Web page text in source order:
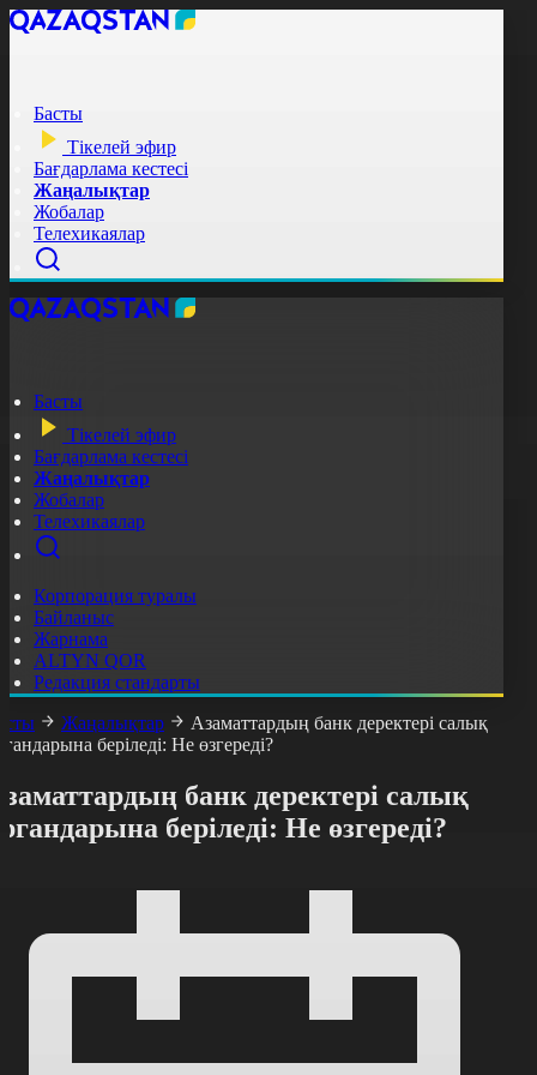
Басты
Тікелей эфир
Бағдарлама кестесі
Жаңалықтар
Жобалар
Телехикаялар
Басты
Тікелей эфир
Бағдарлама кестесі
Жаңалықтар
Жобалар
Телехикаялар
Корпорация туралы
Байланыс
Жарнама
ALTYN QOR
Редакция стандарты
Жаңалықтар
Азаматтардың банк деректері салық
беріледі: Не өзгереді?
банк деректері салық
беріледі: Не өзгереді?